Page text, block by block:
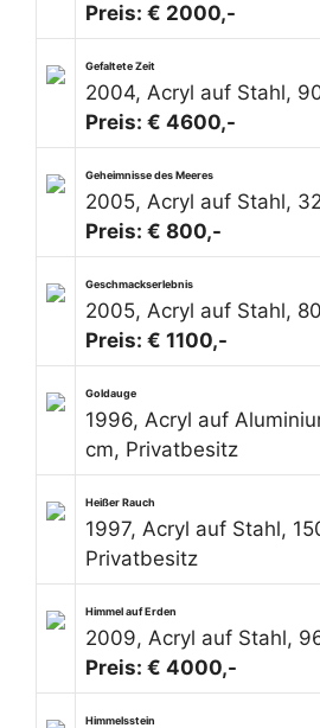
Preis: € 2000,-
Gefaltete Zeit
2004, Acryl auf Stahl,
Preis: € 4600,-
Geheimnisse des Meeres
2005, Acryl auf Stahl,
Preis: € 800,-
Geschmackserlebnis
2005, Acryl auf Stahl,
Preis: € 1100,-
Goldauge
1996, Acryl auf
cm, Privatbesitz
Heißer Rauch
1997, Acryl auf Stahl,
Privatbesitz
Himmel auf Erden
2009, Acryl auf Stahl,
Preis: € 4000,-
Himmelsstein